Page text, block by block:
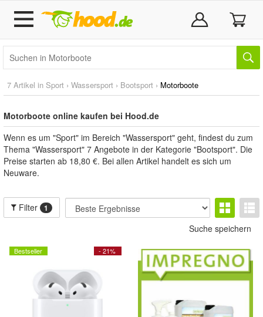
7 Artikel in Sport › Wassersport › Bootsport › Motorboote
Motorboote online kaufen bei Hood.de
Wenn es um "Sport" im Bereich "Wassersport" geht, findest du zum
Thema "Wassersport" 7 Angebote in der Kategorie "Bootsport". Die
Preise starten ab 18,80 €. Bei allen Artikel handelt es sich um
Neuware.
Filter 1
Suche speichern
- 21%
Bestseller